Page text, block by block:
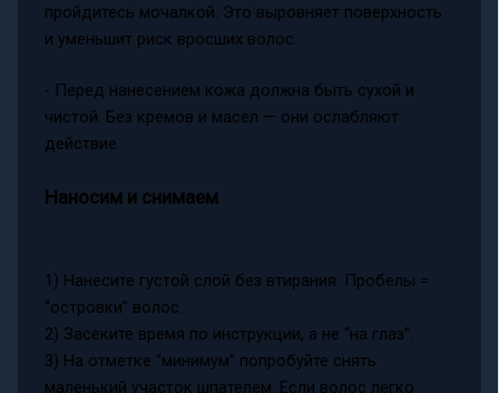
пройдитесь мочалкой. Это выровняет поверхность
и уменьшит риск вросших волос.
- Перед нанесением кожа должна быть сухой и
чистой. Без кремов и масел — они ослабляют
действие.
Наносим и снимаем
1) Нанесите густой слой без втирания. Пробелы =
“островки” волос.
2) Засеките время по инструкции, а не “на глаз”.
3) На отметке “минимум” попробуйте снять
маленький участок шпателем. Если волос легко